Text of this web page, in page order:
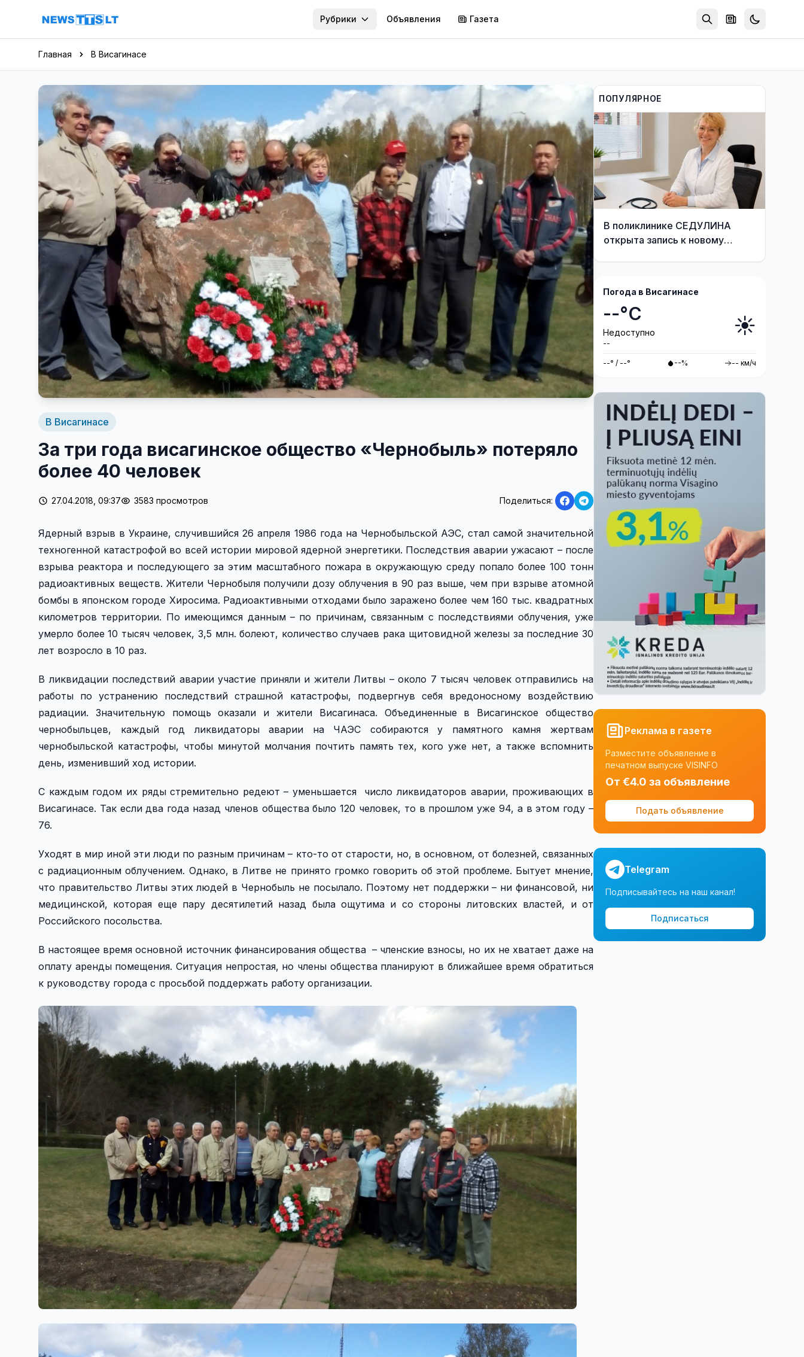
Перейти к содержимому
Рубрики Объявления Газета
Главная В Висагинасе
В Висагинасе
За три года висагинское общество «Чернобыль» потеряло
более 40 человек
27.04.2018, 09:37 3583 просмотров Поделиться:
Ядерный взрыв в Украине, случившийся 26 апреля 1986 года на Чернобыльской АЭС, стал самой значительной
техногенной катастрофой во всей истории мировой ядерной энергетики. Последствия аварии ужасают – после
взрыва реактора и последующего за этим масштабного пожара в окружающую среду попало более 100 тонн
радиоактивных веществ. Жители Чернобыля получили дозу облучения в 90 раз выше, чем при взрыве атомной
бомбы в японском городе Хиросима. Радиоактивными отходами было заражено более чем 160 тыс. квадратных
километров территории. По имеющимся данным – по причинам, связанным с последствиями облучения, уже
умерло более 10 тысяч человек, 3,5 млн. болеют, количество случаев рака щитовидной железы за последние 30
лет возросло в 10 раз.
В ликвидации последствий аварии участие приняли и жители Литвы – около 7 тысяч человек отправились на
работы по устранению последствий страшной катастрофы, подвергнув себя вредоносному воздействию
радиации. Значительную помощь оказали и жители Висагинаса. Объединенные в Висагинское общество
чернобыльцев, каждый год ликвидаторы аварии на ЧАЭС собираются у памятного камня жертвам
чернобыльской катастрофы, чтобы минутой молчания почтить память тех, кого уже нет, а также вспомнить
день, изменивший ход истории.
С каждым годом их ряды стремительно редеют – уменьшается число ликвидаторов аварии, проживающих в
Висагинасе. Так если два года назад членов общества было 120 человек, то в прошлом уже 94, а в этом году –
76.
Уходят в мир иной эти люди по разным причинам – кто-то от старости, но, в основном, от болезней, связанных
с радиационным облучением. Однако, в Литве не принято громко говорить об этой проблеме. Бытует мнение,
что правительство Литвы этих людей в Чернобыль не посылало. Поэтому нет поддержки – ни финансовой, ни
медицинской, которая еще пару десятилетий назад была ощутима и со стороны литовских властей, и от
Российского посольства.
В настоящее время основной источник финансирования общества – членские взносы, но их не хватает даже на
оплату аренды помещения. Ситуация непростая, но члены общества планируют в ближайшее время обратиться
к руководству города с просьбой поддержать работу организации.
ПОПУЛЯРНОЕ
В поликлинике СЕДУЛИНА
открыта запись к новому
Погода в Висагинасе
--°C
Недоступно
--
☀️
--° / --° --% -- км/ч
Реклама в газете
Разместите объявление в
печатном выпуске VISINFO
От €4.0 за объявление
Подать объявление
Telegram
Подписывайтесь на наш канал!
Подписаться